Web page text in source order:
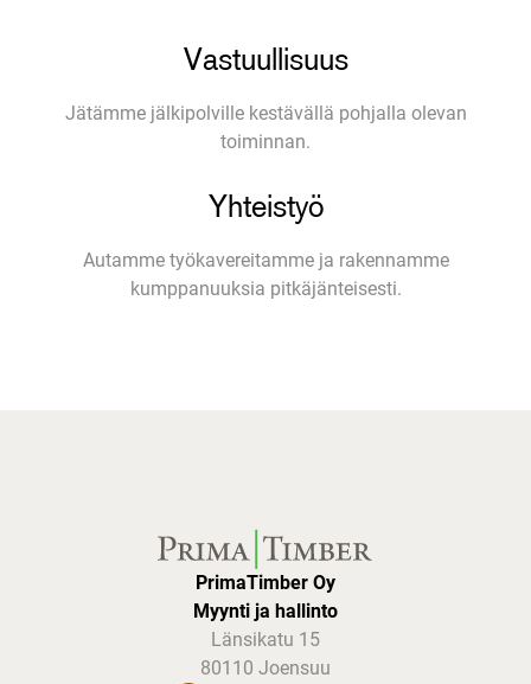
Vastuullisuus
Jätämme jälkipolville kestävällä pohjalla olevan
toiminnan.
Yhteistyö
Autamme työkavereitamme ja rakennamme
kumppanuuksia pitkäjänteisesti.
PrimaTimber Oy
Myynti ja hallinto
Länsikatu 15
80110 Joensuu